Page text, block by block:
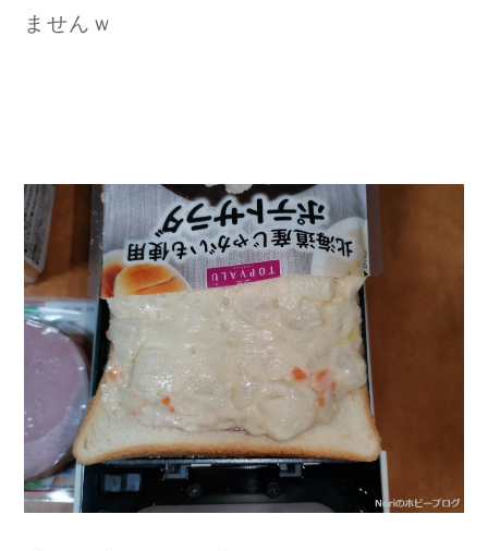
ませんｗ